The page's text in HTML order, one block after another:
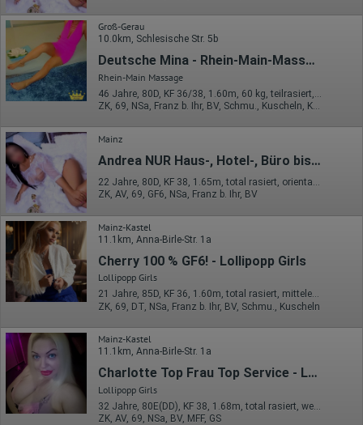
Erhobene Daten:
Die erzeugten Informationen über die Benutzung unserer
Webseiten sowie die von dem Browser übermittelte IP-Adresse
werden übertragen und gespeichert. Dabei können aus den
verarbeiteten Daten pseudonyme Nutzungsprofile der Nutzer
erstellt werden. Diese Informationen wird Google gegebenenfalls
auch an Dritte übertragen, sofern dies gesetzlich
vorgeschrieben wird oder, soweit Dritte diese Daten im Auftrag
von Google verarbeiten. Die IP-Adresse der Nutzer wird von
oder in anderen Vertragsstaaten des Abkommens über den
Europäischen Wirtschaftsraum gekürzt, dies bedeutet, dass alle
Daten anonym erhoben werden. Nur in Ausnahmefällen wird die
volle IP-Adresse an einen Server von Google in den USA
übertragen und dort gekürzt. Die von dem Browser des Nutzers
übermittelte IP-Adresse wird nicht mit anderen Daten von Google
zusammengeführt.
Erhobene Informationen zum Besucherverhalten sind folgende:
Herkunft (Land und Stadt)
Sprache
Betriebssystem
Gerät (PC, Tablet-PC oder Smartphone)
Browser und alle verwendeten Add-ons
Auflösung des Computers
Besucherquelle (Facebook, Suchmaschine oder
verweisende Webseite)
Welche Dateien wurden heruntergeladen?
Welche Videos angeschaut?
Wurden Werbebanner angeklickt?
Wohin ging der Besucher? Klickte er auf weitere Seiten des
Portals oder hat er sie komplett verlassen?
Groß-Gerau
10.0km, Schlesische Str. 5b
Deutsche Mina - Rhein-Main-Massage
Rhein-Main Massage
ZK, 69, NSa, Franz b. Ihr, BV, Schmu., Kuscheln, Körperküs.
Mainz
Andrea NUR Haus-, Hotel-, Büro bis 20 km
22 Jahre, 80D, KF 38, 1.65m, total rasiert, orientalisch
ZK, AV, 69, GF6, NSa, Franz b. Ihr, BV
Mainz-Kastel
11.1km, Anna-Birle-Str. 1a
Cherry 100 % GF6! - Lollipopp Girls
Lollipopp Girls
21 Jahre, 85D, KF 36, 1.60m, total rasiert, mitteleuropäisch
ZK, 69, DT, NSa, Franz b. Ihr, BV, Schmu., Kuscheln
Mainz-Kastel
11.1km, Anna-Birle-Str. 1a
Charlotte Top Frau Top Service - Lollipopp Girls
Lollipopp Girls
ZK, AV, 69, NSa, BV, MFF, GS